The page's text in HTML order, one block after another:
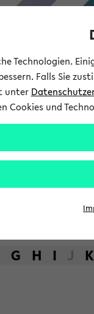
Studium
G H I J K
Technologien.
Falls Sie
unter
Cookies und